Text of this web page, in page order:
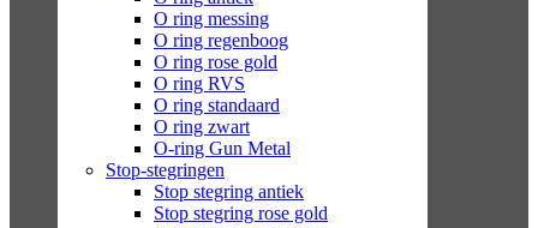
O ring messing
O ring regenboog
O ring rose gold
O ring RVS
O ring standaard
O ring zwart
O-ring Gun Metal
Stop-stegringen
Stop stegring antiek
Stop stegring rose gold